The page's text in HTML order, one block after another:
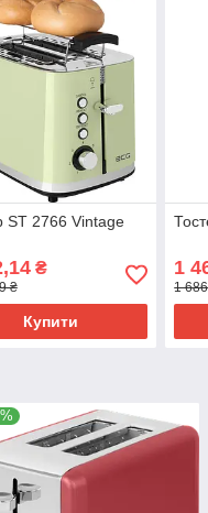
ST 2766 Vintage
₴
₴
Купити
1
1